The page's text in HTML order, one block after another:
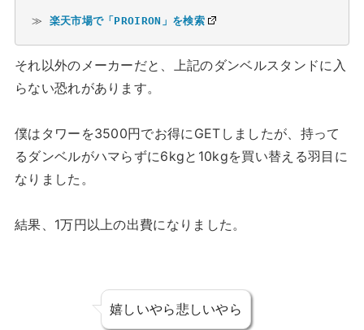
≫ 楽天市場で「PROIRON」を検索
それ以外のメーカーだと、上記のダンベルスタンドに入
らない恐れがあります。
僕はタワーを3500円でお得にGETしましたが、持って
るダンベルがハマらずに6kgと10kgを買い替える羽目に
なりました。
結果、1万円以上の出費になりました。
嬉しいやら悲しいやら